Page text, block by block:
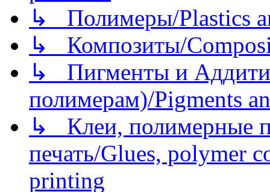
↳ Полимеры/Plastics
↳ Композиты/
↳ Пигменты и
полимерам)/Pigments
↳ Клеи, полимерные
печать/Glues, polymer
printing